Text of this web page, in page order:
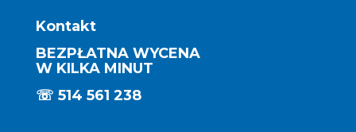
Kontakt
BEZPŁATNA WYCENA
W KILKA MINUT
☏ 514 561 238